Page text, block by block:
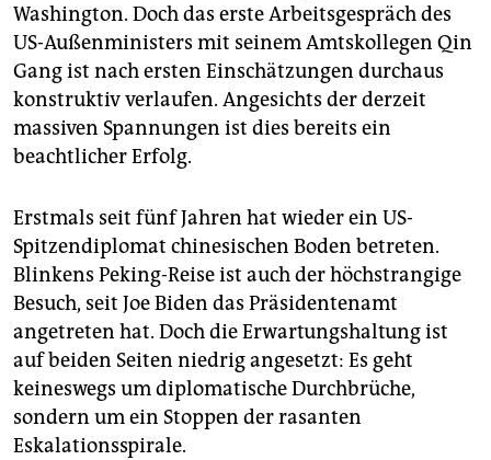
Washington. Doch das erste Arbeitsgespräch des
US-Außenministers mit seinem Amtskollegen Qin
Gang ist nach ersten Einschätzungen durchaus
konstruktiv verlaufen. Angesichts der derzeit
massiven Spannungen ist dies bereits ein
beachtlicher Erfolg.
Erstmals seit fünf Jahren hat wieder ein US-
Spitzendiplomat chinesischen Boden betreten.
Blinkens Peking-Reise ist auch der höchstrangige
Besuch, seit Joe Biden das Präsidentenamt
angetreten hat. Doch die Erwartungshaltung ist
auf beiden Seiten niedrig angesetzt: Es geht
keineswegs um diplomatische Durchbrüche,
sondern um ein Stoppen der rasanten
Eskalationsspirale.